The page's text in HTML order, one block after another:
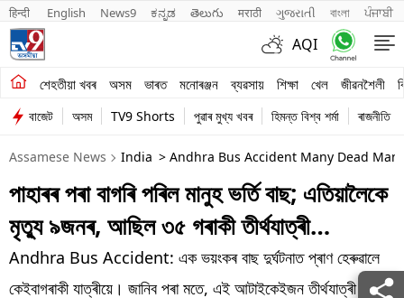
हिन्दी English News9 ಕನ್ನಡ తెలుగు मराठी ગુજરાતી বাংলা ਪੰਜਾਬੀ
AQI
শেহতীয়া খবৰ অসম ভাৰত মনোৰঞ্জন ব্যৱসায় শিক্ষা খেল জীৱনশৈলী
শেহতীয়া খবৰ
অসম
ভাৰত
মনোৰঞ্জন
ব্যৱসায়
শিক্ষা
বাজেট অসম TV9 Shorts পুৱাৰ মুখ্য খবৰ হিমন্ত বিশ্ব শৰ্মা ৰাজনীতি
Assamese News India > Andhra Bus Accident Many Dead
পাহাৰৰ পৰা বাগৰি পৰিল মানুহ ভৰ্তি বাছ; এতিয়ালৈকে
মৃত্যু ৯জনৰ, আছিল ৩৫ গৰাকী তীৰ্থযাত্ৰী…
Andhra Bus Accident: এক ভয়ংকৰ বাছ দুৰ্ঘটনাত প্ৰাণ হেৰুৱালে
কেইবাগৰাকী যাত্ৰীয়ে। জানিব পৰা মতে, এই আটাইকেইজন তীৰ্থযাত্ৰী